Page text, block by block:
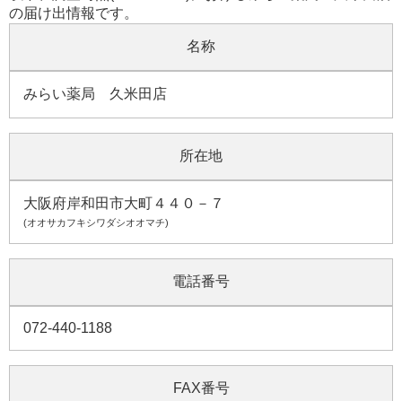
の届け出情報です。
名称
みらい薬局 久米田店
所在地
大阪府岸和田市大町４４０－７
(オオサカフキシワダシオオマチ)
電話番号
072-440-1188
FAX番号